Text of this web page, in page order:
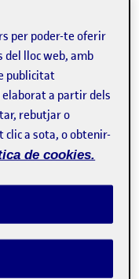
per poder-te oferir
lloc web, amb
publicitat
a partir dels
rebutjar o
a sota, o obtenir-
de cookies.